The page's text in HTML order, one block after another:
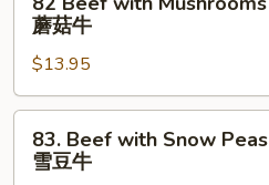
Beef
with
Mushrooms
蘑
菇
蘑菇牛
$13.95
Beef
with
83. Beef with Snow Peas
雪豆牛